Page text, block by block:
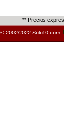
** Precios
© 2002/2022 Solo10.com